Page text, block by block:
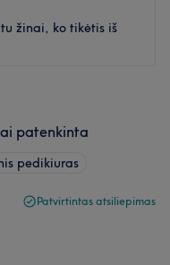
žinai, ko tikėtis iš
patenkinta
pedikiuras
Patvirtintas atsiliepimas